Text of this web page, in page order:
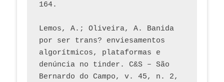
164.
Lemos, A.; Oliveira, A. Banida
por ser trans? enviesamentos
algorítmicos, plataformas e
denúncia no tinder. C&S – São
Bernardo do Campo, v. 45, n. 2,